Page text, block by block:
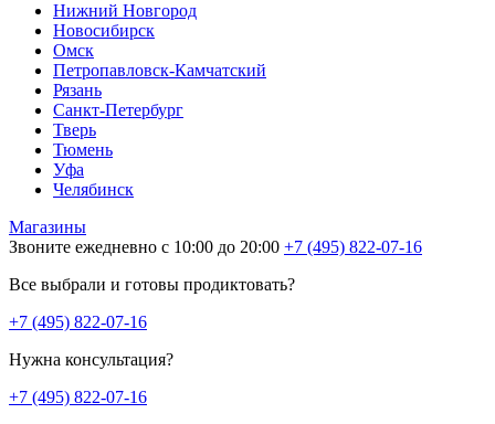
Нижний Новгород
Новосибирск
Омск
Петропавловск-Камчатский
Рязань
Санкт-Петербург
Тверь
Тюмень
Уфа
Челябинск
Магазины
Звоните ежедневно с 10:00 до 20:00 +7 (495) 822-07-16
Все выбрали и готовы продиктовать?
+7 (495) 822-07-16
Нужна консультация?
+7 (495) 822-07-16